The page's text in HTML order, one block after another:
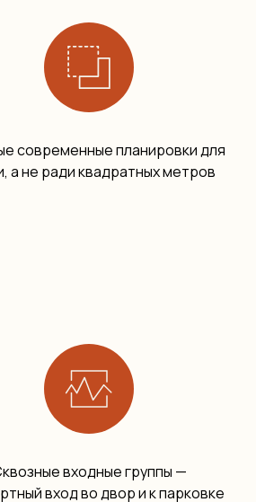
современные планировки для
а не ради квадратных метров
входные группы —
вход во двор и к парковке